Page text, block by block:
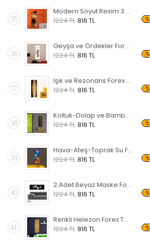
35
Modern Soyut Resim 3 Forex Tablo
1224 TL 816 TL
36
Geyşa ve Ördekler Forex Tablo
1224 TL 816 TL
37
Işık ve Rezonans Forex Tablo
1224 TL 816 TL
38
Koltuk-Dolap ve Bambu Forex Tablo
1224 TL 816 TL
39
Hava-Ateş-Toprak Su Forex Tablo
1224 TL 816 TL
40
2 Adet Beyaz Maske Forex Tablo
1224 TL 816 TL
41
Renkli Helezon Forex Tablo
1224 TL 816 TL